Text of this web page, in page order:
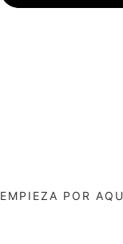
EMPIEZA POR